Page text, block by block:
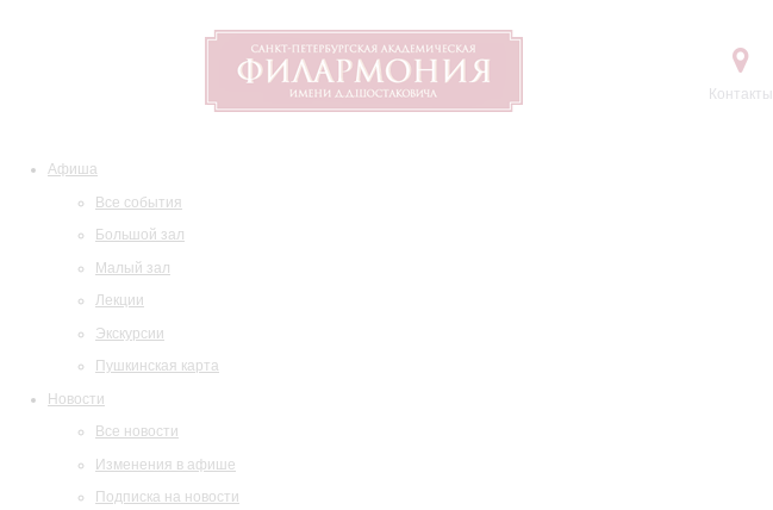
Контакты
Афиша
Все события
Большой зал
Малый зал
Лекции
Экскурсии
Пушкинская карта
Новости
Все новости
Изменения в афише
Подписка на новости